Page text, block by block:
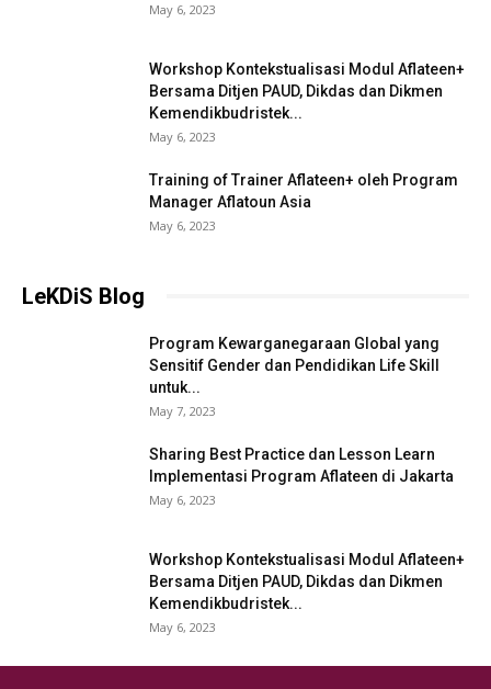
May 6, 2023
Workshop Kontekstualisasi Modul Aflateen+
Bersama Ditjen PAUD, Dikdas dan Dikmen
Kemendikbudristek...
May 6, 2023
Training of Trainer Aflateen+ oleh Program
Manager Aflatoun Asia
May 6, 2023
LeKDiS Blog
Program Kewarganegaraan Global yang
Sensitif Gender dan Pendidikan Life Skill
untuk...
May 7, 2023
Sharing Best Practice dan Lesson Learn
Implementasi Program Aflateen di Jakarta
May 6, 2023
Workshop Kontekstualisasi Modul Aflateen+
Bersama Ditjen PAUD, Dikdas dan Dikmen
Kemendikbudristek...
May 6, 2023